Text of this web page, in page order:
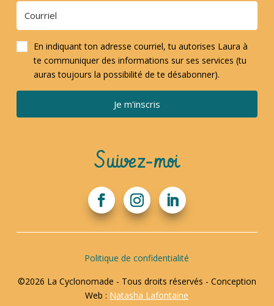
En indiquant ton adresse courriel, tu autorises Laura à
te communiquer des informations sur ses services (tu
auras toujours la possibilité de te désabonner).
Je m'inscris
Suivez-moi
Politique de confidentialité
©2026 La Cyclonomade - Tous droits réservés - Conception
Web : Natasha Lafontaine